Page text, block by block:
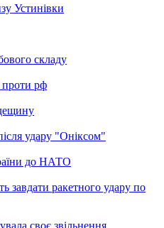
Устинівки
складу
проти рф
удару "Оніксом"
до НАТО
завдати ракетного удару по